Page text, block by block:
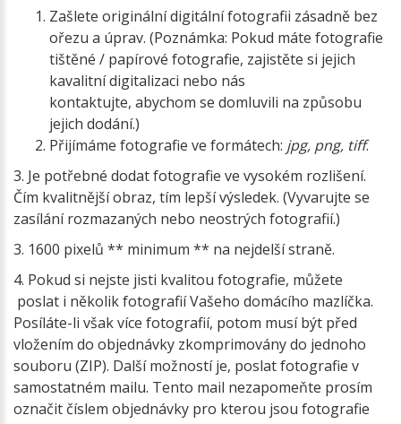
Zašlete originální digitální fotografii zásadně bez
ořezu a úprav. (Poznámka: Pokud máte fotografie
tištěné / papírové fotografie, zajistěte si jejich
kavalitní digitalizaci nebo nás
kontaktujte, abychom se domluvili na způsobu
jejich dodání.)
Přijímáme fotografie ve formátech: jpg, png, tiff.
3. Je potřebné dodat fotografie ve vysokém rozlišení.
Čím kvalitnější obraz, tím lepší výsledek. (Vyvarujte se
zasílání rozmazaných nebo neostrých fotografií.)
3. 1600 pixelů ** minimum ** na nejdelší straně.
4. Pokud si nejste jisti kvalitou fotografie, můžete
poslat i několik fotografií Vašeho domácího mazlíčka.
Posíláte-li však více fotografií, potom musí být před
vložením do objednávky zkomprimovány do jednoho
souboru (ZIP). Další možností je, poslat fotografie v
samostatném mailu. Tento mail nezapomeňte prosím
označit číslem objednávky pro kterou jsou fotografie